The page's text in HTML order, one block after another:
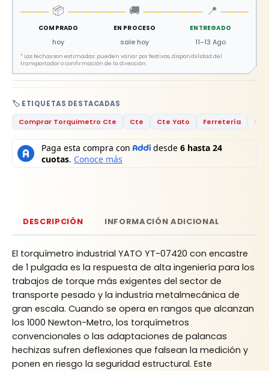
🏷️ ETIQUETAS DESTACADAS
Comprar Torquimetro Cte
Cte Cte Yato Ferretería
📦
COMPRADO
hoy
🚚
EN PROCESO
sale hoy
📍
ENTREGADO
11–13 Ago
* Las fechas son estimadas: pueden variar por festivos, disponibilidad del
transportador o confirmación de la dirección.
DESCRIPCIÓN INFORMACIÓN ADICIONAL
El torquímetro industrial YATO YT-07420 con encastre
de 1 pulgada es la respuesta de alta ingeniería para los
trabajos de torque más exigentes del sector de
transporte pesado y la industria metalmecánica de
gran escala. Cuando se opera en rangos que alcanzan
los 1000 Newton-Metro, los torquímetros
convencionales o las adaptaciones de palancas
hechizas sufren deflexiones que falsean la medición y
ponen en riesgo la seguridad estructural. Este